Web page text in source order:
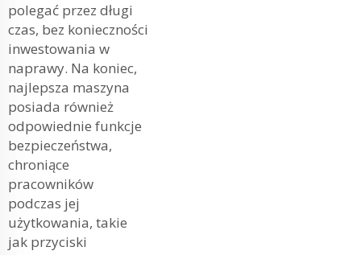
polegać przez długi
czas, bez konieczności
inwestowania w
naprawy. Na koniec,
najlepsza maszyna
posiada również
odpowiednie funkcje
bezpieczeństwa,
chroniące
pracowników
podczas jej
użytkowania, takie
jak przyciski